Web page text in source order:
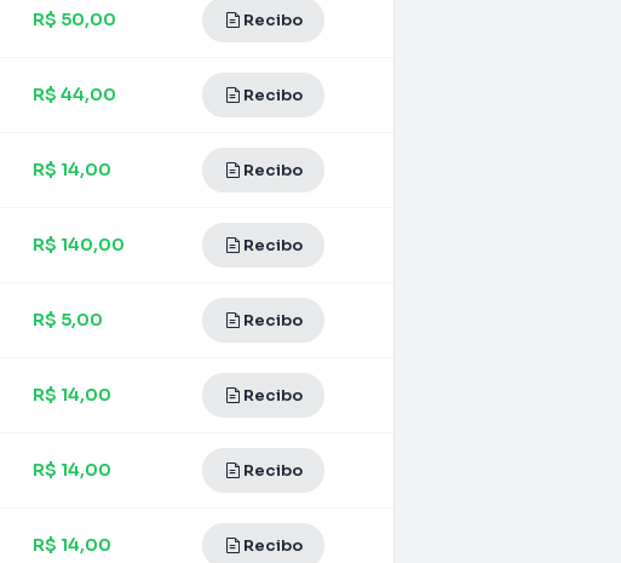
R$ 50,00 Recibo
R$ 44,00 Recibo
R$ 14,00 Recibo
R$ 140,00 Recibo
R$ 5,00 Recibo
R$ 14,00 Recibo
R$ 14,00 Recibo
R$ 14,00 Recibo